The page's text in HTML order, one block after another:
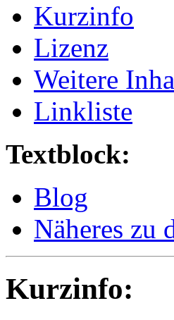
Kurzinfo
Lizenz
Weitere
Linkliste
Textblock:
Blog
Näheres zu
Kurzinfo: